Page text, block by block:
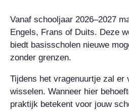
Vanaf schooljaar 2026–2027
Engels, Frans of Duits. Deze
biedt basisscholen nieuwe
zonder grenzen.
Tijdens het vragenuurtje zal
wisselen. Wanneer hier
praktijk betekent voor jouw